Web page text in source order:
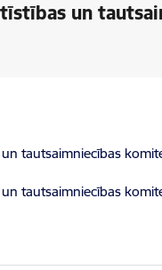
un
tautsaimniecības
tautsaimniecības